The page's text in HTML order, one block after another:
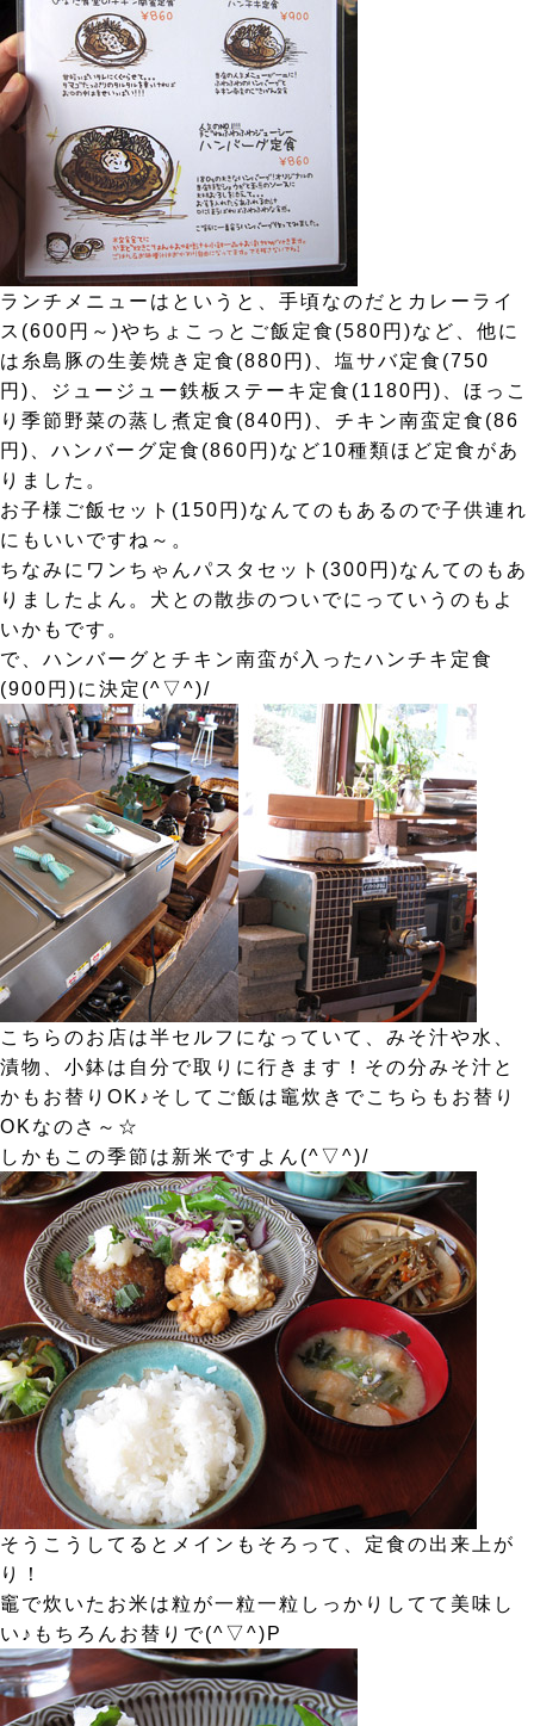
ランチメニューはというと、手頃なのだとカレーライ
ス(600円～)やちょこっとご飯定食(580円)など、他に
は糸島豚の生姜焼き定食(880円)、塩サバ定食(750
円)、ジュージュー鉄板ステーキ定食(1180円)、ほっこ
り季節野菜の蒸し煮定食(840円)、チキン南蛮定食(86
円)、ハンバーグ定食(860円)など10種類ほど定食があ
りました。
お子様ご飯セット(150円)なんてのもあるので子供連れ
にもいいですね～。
ちなみにワンちゃんパスタセット(300円)なんてのもあ
りましたよん。犬との散歩のついでにっていうのもよ
いかもです。
で、ハンバーグとチキン南蛮が入ったハンチキ定食
(900円)に決定(^▽^)/
こちらのお店は半セルフになっていて、みそ汁や水、
漬物、小鉢は自分で取りに行きます！その分みそ汁と
かもお替りOK♪そしてご飯は竈炊きでこちらもお替り
OKなのさ～☆
しかもこの季節は新米ですよん(^▽^)/
そうこうしてるとメインもそろって、定食の出来上が
り！
竈で炊いたお米は粒が一粒一粒しっかりしてて美味し
い♪もちろんお替りで(^▽^)P